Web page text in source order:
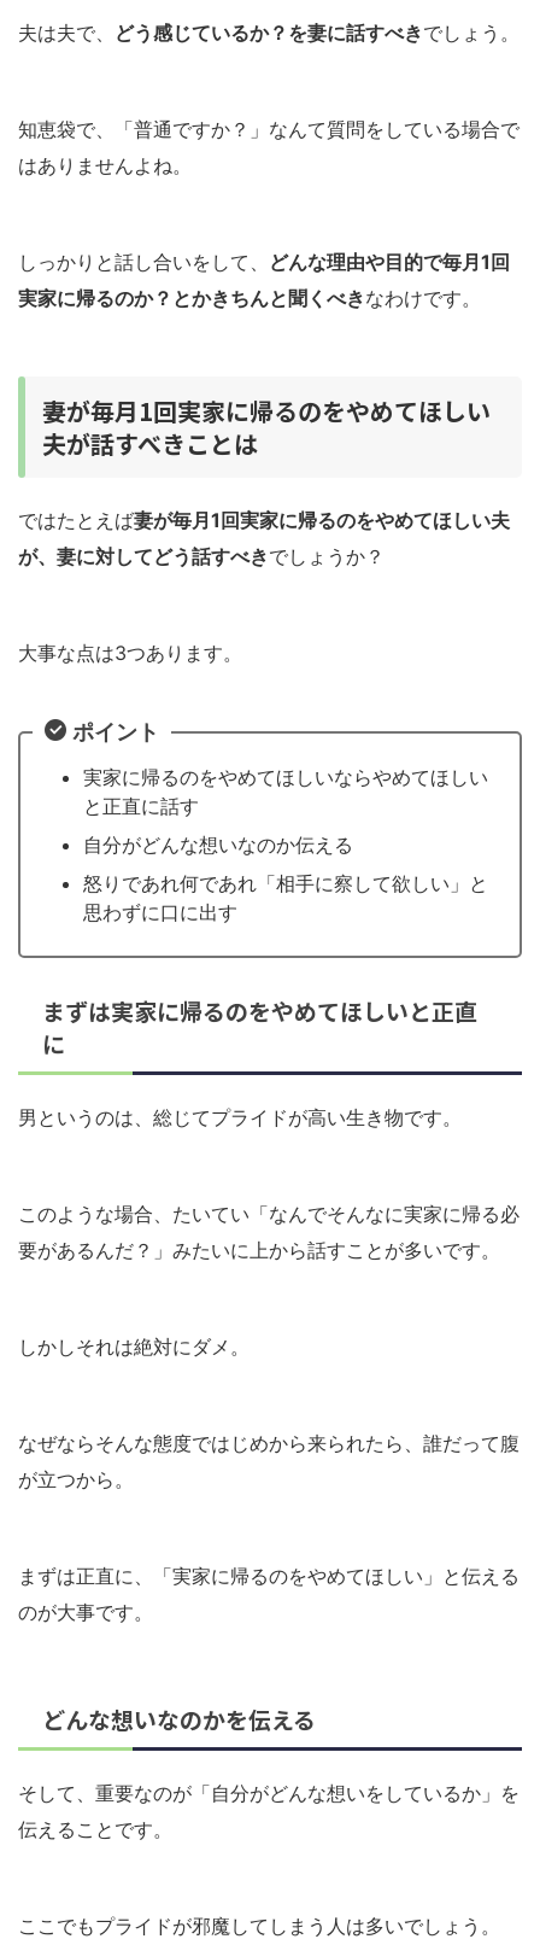
夫は夫で、 どう感じているか？を妻に話すべきでしょう。
知恵袋で、「普通ですか？」なんて質問をしている場合で
はありませんよね。
しっかりと話し合いをして、 どんな理由や目的で毎月1回
実家に帰るのか？とかきちんと聞くべきなわけです。
妻が毎月1回実家に帰るのをやめてほしい
夫が話すべきことは
ではたとえば妻が毎月1回実家に帰るのをやめてほしい夫
が、妻に対してどう話すべきでしょうか？
大事な点は3つあります。
ポイント
実家に帰るのをやめてほしいならやめてほしい
と正直に話す
自分がどんな想いなのか伝える
怒りであれ何であれ「相手に察して欲しい」と
思わずに口に出す
まずは実家に帰るのをやめてほしいと正直
に
男というのは、総じてプライドが高い生き物です。
このような場合、たいてい「なんでそんなに実家に帰る必
要があるんだ？」みたいに上から話すことが多いです。
しかしそれは絶対にダメ。
なぜならそんな態度ではじめから来られたら、誰だって腹
が立つから。
まずは正直に、「実家に帰るのをやめてほしい」と伝える
のが大事です。
どんな想いなのかを伝える
そして、重要なのが「自分がどんな想いをしているか」を
伝えることです。
ここでもプライドが邪魔してしまう人は多いでしょう。